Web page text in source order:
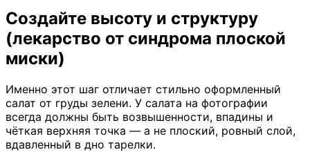
Создайте высоту и структуру
(лекарство от синдрома плоской
миски)
Именно этот шаг отличает стильно оформленный
салат от груды зелени. У салата на фотографии
всегда должны быть возвышенности, впадины и
чёткая верхняя точка — а не плоский, ровный слой,
вдавленный в дно тарелки.